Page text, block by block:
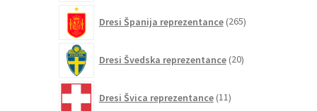
Dresi Španija reprezentance 265izdelkov
Dresi Švedska reprezentance 20izdelkov
Dresi Švica reprezentance 11izdelkov